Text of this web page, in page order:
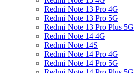
Redmi Note 13 Pro 4G
Redmi Note 13 Pro 5G
Redmi Note 13 Pro Plus 5G
Redmi Note 14 4G
Redmi Note 14S
Redmi Note 14 Pro 4G
Redmi Note 14 Pro 5G